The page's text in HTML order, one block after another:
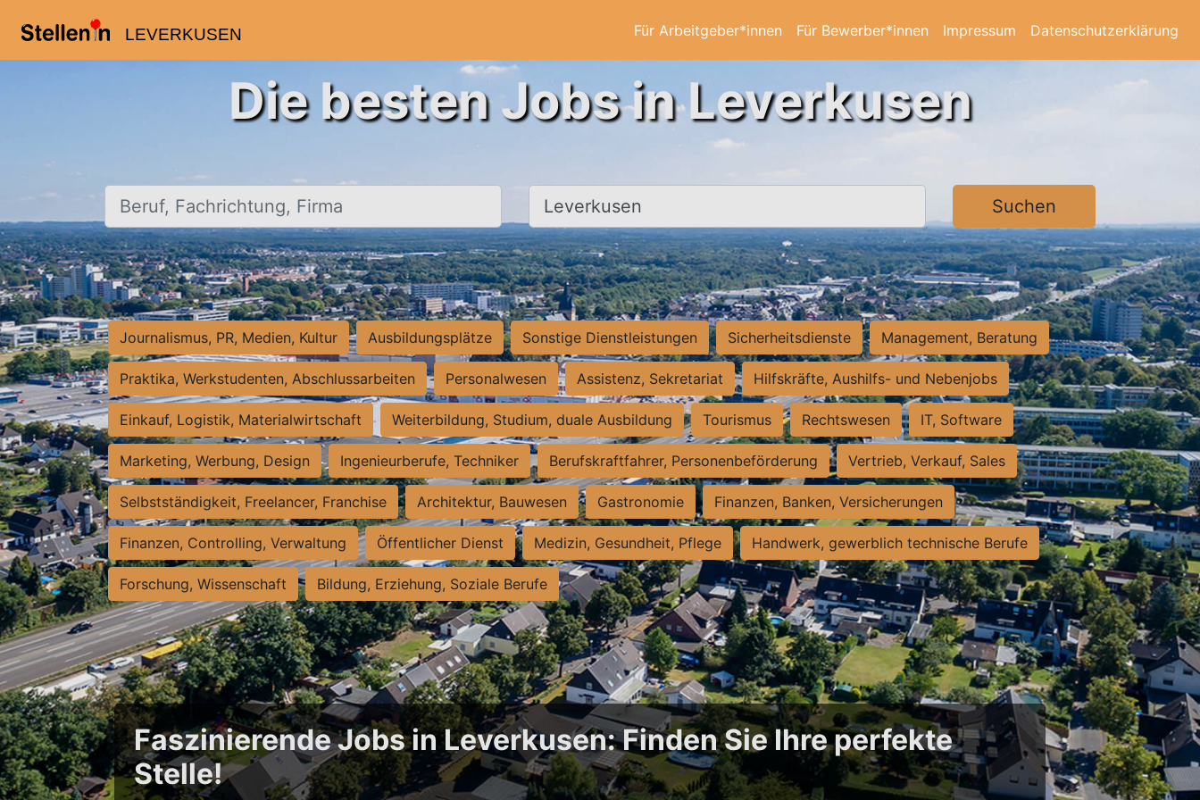
LEVERKUSEN Für Arbeitgeber*innen Für Bewerber*innen Impressum Datenschutzerklärung
Die besten Jobs in Leverkusen
Beruf, Fachrichtung, Firma Ort, Stadt Suchen
Journalismus, PR, Medien, Kultur Ausbildungsplätze Sonstige Dienstleistungen Sicherheitsdienste Management, Beratung
Praktika, Werkstudenten, Abschlussarbeiten Personalwesen Assistenz, Sekretariat Hilfskräfte, Aushilfs- und Nebenjobs
Einkauf, Logistik, Materialwirtschaft Weiterbildung, Studium, duale Ausbildung Tourismus Rechtswesen IT, Software
Marketing, Werbung, Design Ingenieurberufe, Techniker Berufskraftfahrer, Personenbeförderung Vertrieb, Verkauf, Sales
Selbstständigkeit, Freelancer, Franchise Architektur, Bauwesen Gastronomie Finanzen, Banken, Versicherungen
Finanzen, Controlling, Verwaltung Öffentlicher Dienst Medizin, Gesundheit, Pflege Handwerk, gewerblich technische Berufe
Forschung, Wissenschaft Bildung, Erziehung, Soziale Berufe
Faszinierende Jobs in Leverkusen: Finden Sie Ihre perfekte
Stelle!